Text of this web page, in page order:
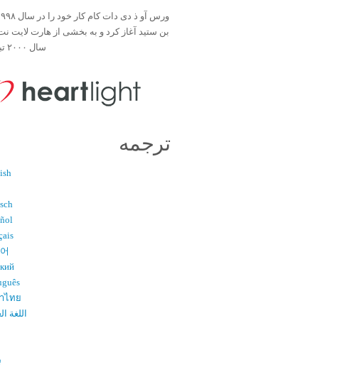
بن ستید آغاز کرد و به بخشی از هارت لایت
سال ۲۰۰۰ تبدیل شد.
ترجمه
ไทย
اللغة